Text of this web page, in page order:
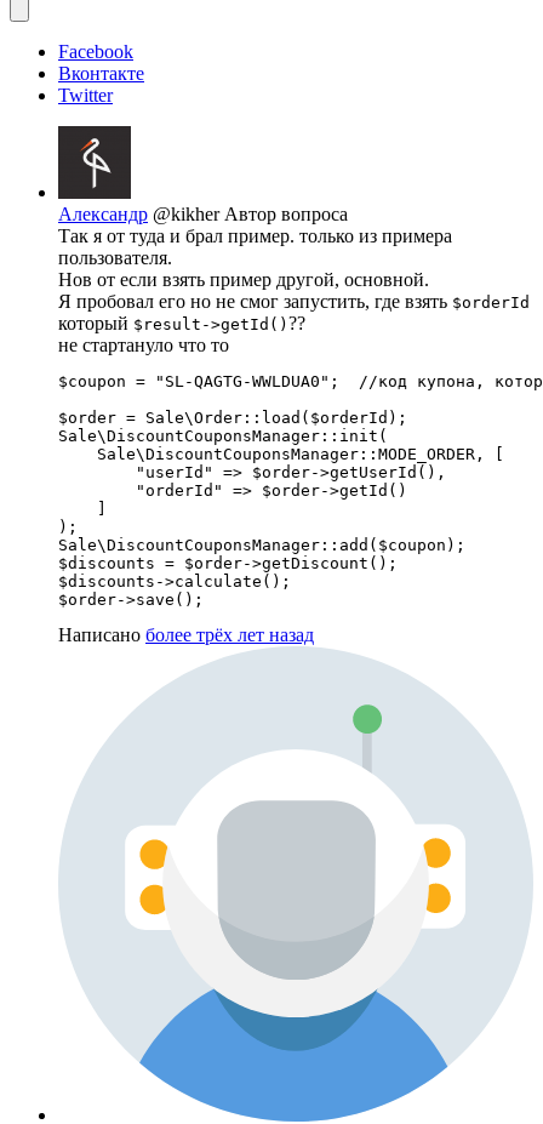
Facebook
Вконтакте
Twitter
Александр @kikher Автор вопроса
Так я от туда и брал пример. только из примера
пользователя.
Нов от если взять пример другой, основной.
Я пробовал его но не смог запустить, где взять $orderId
который $result->getId() ??
не стартануло что то
$coupon = "SL-QAGTG-WWLDUA0";  //код купона,
$order = Sale\Order::load($orderId);
Sale\DiscountCouponsManager::init(
    Sale\DiscountCouponsManager::MODE_ORDER, [
        "userId" => $order->getUserId(),
        "orderId" => $order->getId()
    ]
);
Sale\DiscountCouponsManager::add($coupon);
$discounts = $order->getDiscount();
$discounts->calculate();
$order->save();
Написано более трёх лет назад